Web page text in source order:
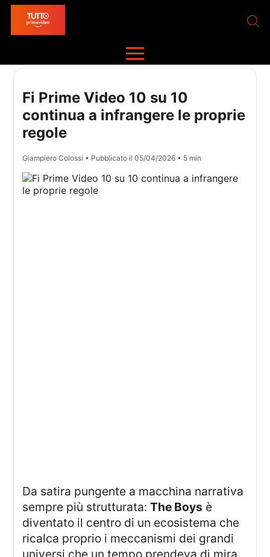
Fi Prime Video 10 su 10
continua a infrangere le proprie
regole
Giampiero Colossi • Pubblicato il05/04/2026 • 5 min
Da satira pungente a macchina narrativa
sempre più strutturata:The Boys è
diventato il centro di un ecosistema che
ricalca proprio i meccanismi dei grandi